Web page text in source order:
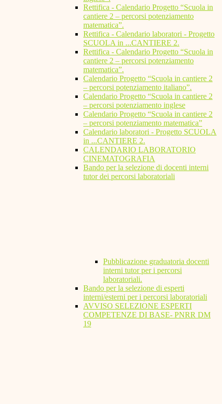
Rettifica - Calendario Progetto “Scuola in
cantiere 2 – percorsi potenziamento
matematica”.
Rettifica - Calendario laboratori - Progetto
SCUOLA in ...CANTIERE 2.
Rettifica - Calendario Progetto “Scuola in
cantiere 2 – percorsi potenziamento
matematica”.
Calendario Progetto “Scuola in cantiere 2
– percorsi potenziamento italiano”.
Calendario Progetto “Scuola in cantiere 2
– percorsi potenziamento inglese
Calendario Progetto “Scuola in cantiere 2
– percorsi potenziamento matematica”
Calendario laboratori - Progetto SCUOLA
in ...CANTIERE 2.
CALENDARIO LABORATORIO
CINEMATOGRAFIA
Bando per la selezione di docenti interni
tutor dei percorsi laboratoriali
Pubblicazione graduatoria docenti
interni tutor per i percorsi
laboratoriali.
Bando per la selezione di esperti
interni/esterni per i percorsi laboratoriali
AVVISO SELEZIONE ESPERTI
COMPETENZE DI BASE- PNRR DM
19